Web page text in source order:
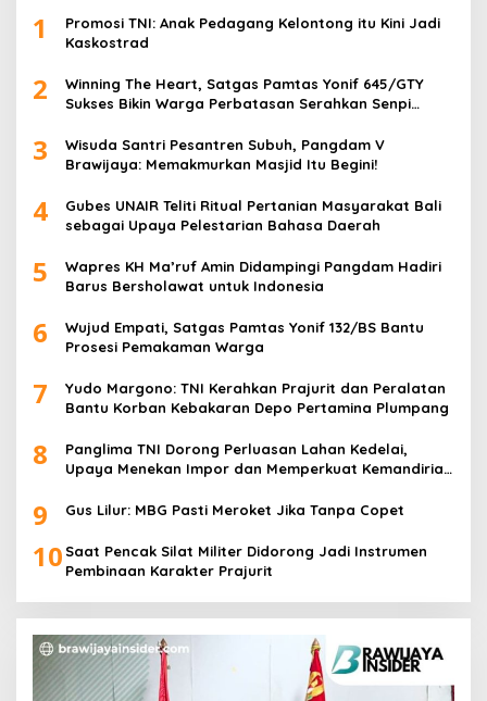
1
Promosi TNI: Anak Pedagang Kelontong itu Kini Jadi
Kaskostrad
2
Winning The Heart, Satgas Pamtas Yonif 645/GTY
Sukses Bikin Warga Perbatasan Serahkan Senpi
3
Wisuda Santri Pesantren Subuh, Pangdam V
Brawijaya: Memakmurkan Masjid Itu Begini!
4
Gubes UNAIR Teliti Ritual Pertanian Masyarakat Bali
sebagai Upaya Pelestarian Bahasa Daerah
5
Wapres KH Ma’ruf Amin Didampingi Pangdam Hadiri
Barus Bersholawat untuk Indonesia
6
Wujud Empati, Satgas Pamtas Yonif 132/BS Bantu
Prosesi Pemakaman Warga
7
Yudo Margono: TNI Kerahkan Prajurit dan Peralatan
Bantu Korban Kebakaran Depo Pertamina Plumpang
8
Panglima TNI Dorong Perluasan Lahan Kedelai,
Upaya Menekan Impor dan Memperkuat Kemandirian
9 Gus Lilur: MBG Pasti Meroket Jika Tanpa Copet
10 Saat Pencak Silat Militer Didorong Jadi Instrumen
Pembinaan Karakter Prajurit